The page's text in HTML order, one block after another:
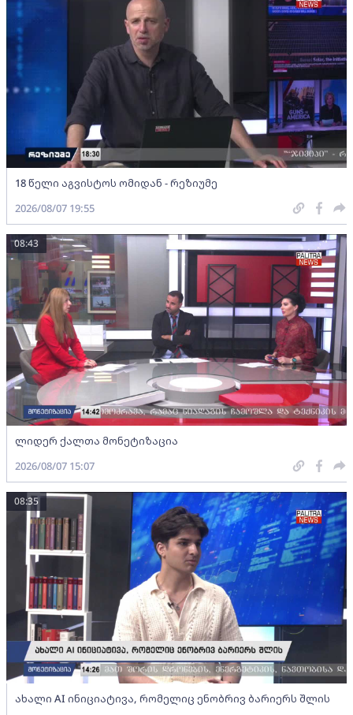
18 წელი აგვისტოს ომიდან - რეზიუმე
2026/08/07 19:55
ლიდერ ქალთა მონეტიზაცია
08:43
2026/08/07 15:07
ახალი AI ინიციატივა, რომელიც ენობრივ ბარიერს შლის
08:35